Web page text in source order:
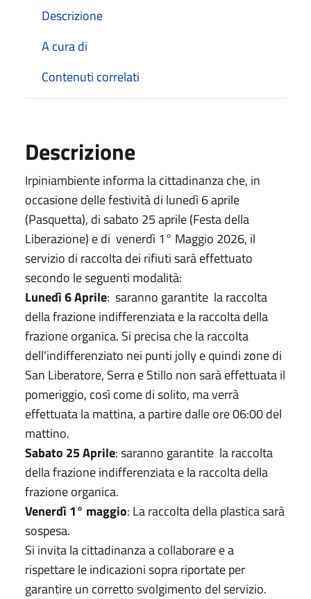
Descrizione
A cura di
Contenuti correlati
Descrizione
Irpiniambiente informa la cittadinanza che, in
occasione delle festività di lunedì 6 aprile
(Pasquetta), di sabato 25 aprile (Festa della
Liberazione) e di venerdì 1° Maggio 2026, il
servizio di raccolta dei rifiuti sarà effettuato
secondo le seguenti modalità:
Lunedì 6 Aprile: saranno garantite la raccolta
della frazione indifferenziata e la raccolta della
frazione organica. Si precisa che la raccolta
dell'indifferenziato nei punti jolly e quindi zone di
San Liberatore, Serra e Stillo non sarà effettuata il
pomeriggio, così come di solito, ma verrà
effettuata la mattina, a partire dalle ore 06:00 del
mattino.
Sabato 25 Aprile: saranno garantite la raccolta
della frazione indifferenziata e la raccolta della
frazione organica.
Venerdì 1° maggio: La raccolta della plastica sarà
sospesa.
Si invita la cittadinanza a collaborare e a
rispettare le indicazioni sopra riportate per
garantire un corretto svolgimento del servizio.